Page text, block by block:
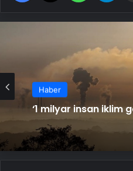
Haber
Haber
Ares ve Rex’ten